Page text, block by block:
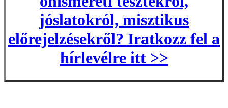
jóslatokról, misztikus
előrejelzésekről? Iratkozz fel a
hírlevélre itt >>